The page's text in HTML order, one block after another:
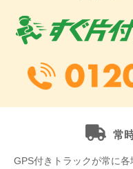
常
GPS付きトラックが常に各